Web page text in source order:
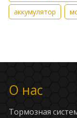
аккумулятор
О нас
Тормозная